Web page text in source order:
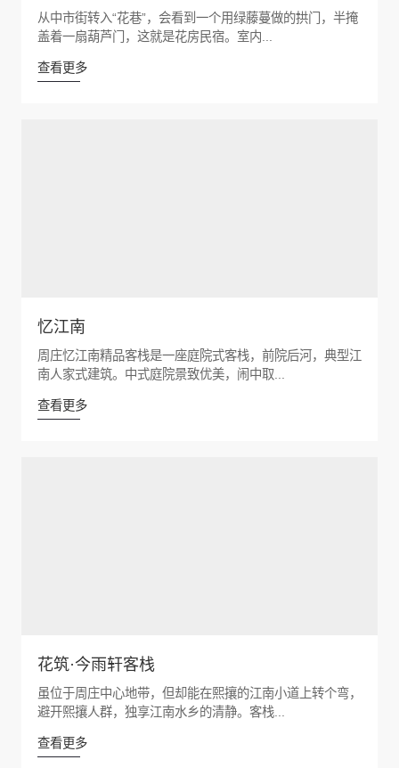
从中市街转入“花巷”，会看到一个用绿藤蔓做的拱门，半掩
盖着一扇葫芦门，这就是花房民宿。室内...
查看更多
忆江南
周庄忆江南精品客栈是一座庭院式客栈，前院后河，典型江
南人家式建筑。中式庭院景致优美，闹中取...
查看更多
花筑·今雨轩客栈
虽位于周庄中心地带，但却能在熙攘的江南小道上转个弯，
避开熙攘人群，独享江南水乡的清静。客栈...
查看更多